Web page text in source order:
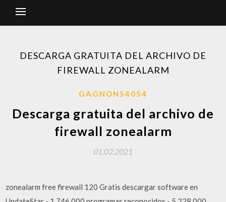
DESCARGA GRATUITA DEL ARCHIVO DE
FIREWALL ZONEALARM
GAGNON54054
Descarga gratuita del archivo de
firewall zonealarm
01.02.2021
zonealarm free firewall 120 Gratis descargar software en